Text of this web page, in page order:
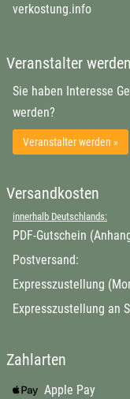
verkostung.infoöffnet
Veranstalter werden
Sie haben Interesse
werden?
Veranstalter werden »
Versandkosten
innerhalb Deutschlands:
PDF-Gutschein
Postversand:
Expresszustellung
Expresszustellung an
Zahlarten
Apple Pay